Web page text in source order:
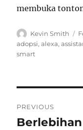
membuka
Author
Kevin Smith
adopsi,alexa,
smart
navigation
PREVIOUS
Previous